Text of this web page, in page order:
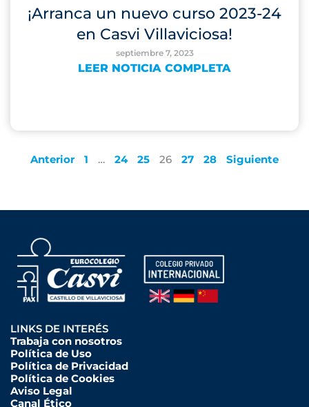
¡Arranca un nuevo curso 2023-24
en Casvi Villaviciosa!
septiembre 7, 2023
LEER NOTICIA COMPLETA
Anterior 1 … 24 25 26 27 28 Siguiente
LINKS DE INTERÉS
Trabaja con nosotros
Política de Uso
Política de Privacidad
Política de Cookies
Aviso Legal
Canal Ético